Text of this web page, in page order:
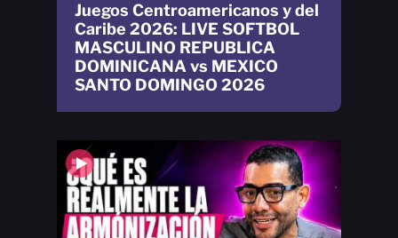
Juegos Centroamericanos y del
Caribe 2026: LIVE SOFTBOL
MASCULINO REPUBLICA
DOMINICANA vs MEXICO
SANTO DOMINGO 2026